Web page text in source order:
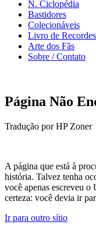
N. Ciclopédia
Bastidores
Colecionáveis
Livro de Recordes
Arte dos Fãs
Sobre / Contato
Página Não
Tradução por HP Zoner
A página que está à
história. Talvez tenha
você apenas escreveu
certeza: você devia ir
Ir para outro sítio